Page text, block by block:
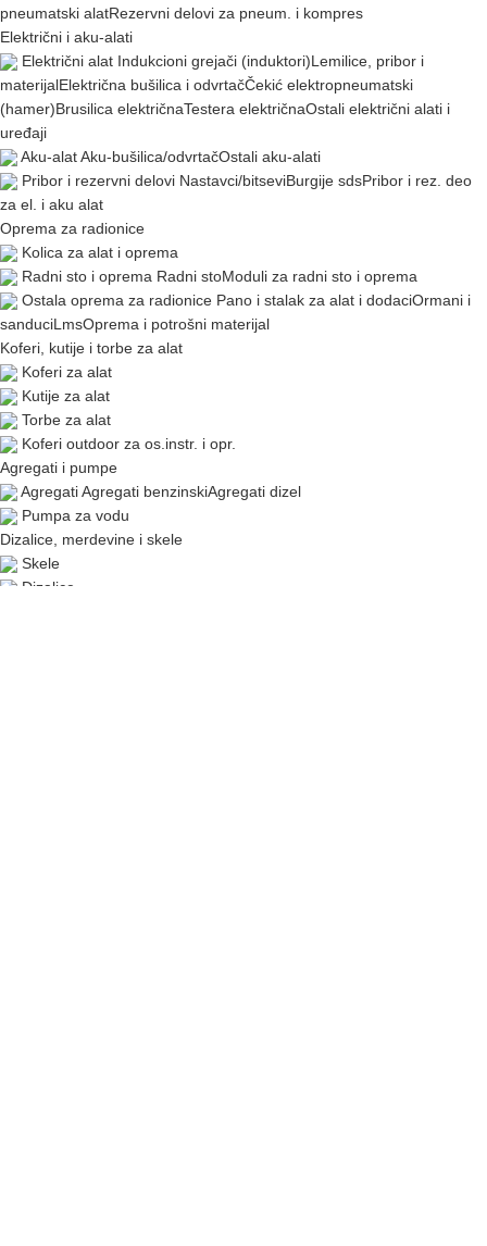
pneumatski alatRezervni delovi za pneum. i kompres
Električni i aku-alati
Električni alat Indukcioni grejači (induktori)Lemilice, pribor i
materijalElektrična bušilica i odvrtačČekić elektropneumatski
(hamer)Brusilica električnaTestera električnaOstali električni alati i
uređaji
Aku-alatAku-bušilica/odvrtačOstali aku-alati
Pribor i rezervni delovi Nastavci/bitseviBurgije sdsPribor i rez. deo
za el. i aku alat
Oprema za radionice
Kolica za alat i oprema
Radni sto i oprema Radni stoModuli za radni sto i oprema
Ostala oprema za radionice Pano i stalak za alat i dodaciOrmani i
sanduciLmsOprema i potrošni materijal
Koferi, kutije i torbe za alat
Koferi za alat
Kutije za alat
Torbe za alat
Koferi outdoor za os.instr. i opr.
Agregati i pumpe
AgregatiAgregati benzinskiAgregati dizel
Pumpa za vodu
Dizalice, merdevine i skele
Skele
Dizalice